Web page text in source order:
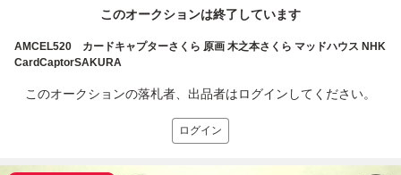
このオークションは終了しています
AMCEL520 カードキャプターさくら 原画 木之本さくら マッドハウス NHK
CardCaptorSAKURA
このオークションの落札者、出品者はログインしてください。
ログイン